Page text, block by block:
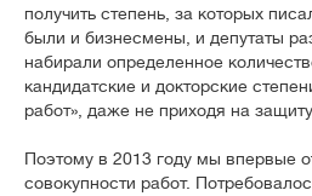
получить степень, за которых
были и бизнесмены, и депутаты
набирали определенное
кандидатские и докторские
работ», даже не приходя на защиту.
Поэтому в 2013 году мы впервые
совокупности работ.